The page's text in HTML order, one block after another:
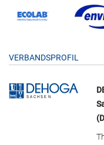
VERBANDSPROFIL